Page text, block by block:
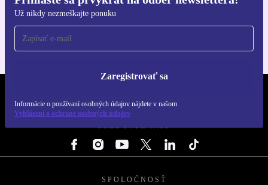
Už nikdy nezmeškajte ponuku
Zaregistrovať sa
Informácie o používaní osobných údajov nájdete v našom
Vyhlásení o ochrane osobných údajov
Získajte aplikáciu refurbed
Pre iOS a Android
SLEDUJTE NÁS
SPOLOČNOSŤ